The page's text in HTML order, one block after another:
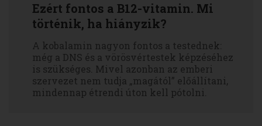
Ezért fontos a B12-vitamin. Mi
történik, ha hiányzik?
A kobalamin nagyon fontos a testednek:
még a DNS és a vörösvértestek képzéséhez
is szükséges. Mivel azonban az emberi
szervezet nem tudja „magától” előállítani,
mindennap étrendi úton kell pótolni.